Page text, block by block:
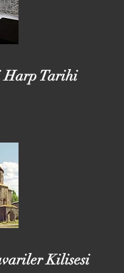
Harp Tarihi
Kilisesi